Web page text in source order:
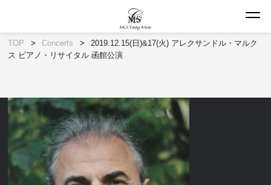
TOP Concerts
2019.12.15(日)&17(火) アレクサンドル・マルク
ス ピアノ・リサイタル 函館公演